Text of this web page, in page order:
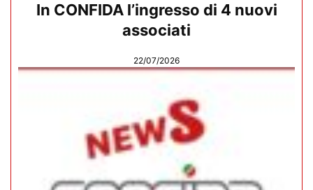
In CONFIDA l’ingresso di 4 nuovi
associati
22/07/2026